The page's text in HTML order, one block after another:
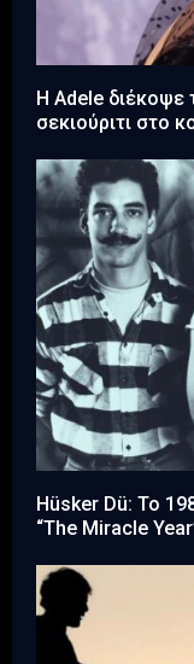
Η Adele διέκοψε
σεκιούριτι στο
Hüsker Dü: Το
“The Miracle